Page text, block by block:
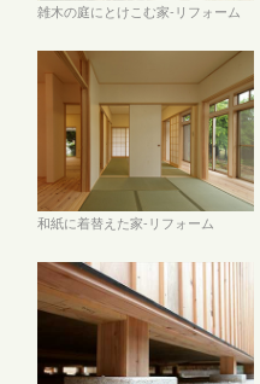
雑木の庭にとけこむ家-リフォーム
和紙に着替えた家-リフォーム